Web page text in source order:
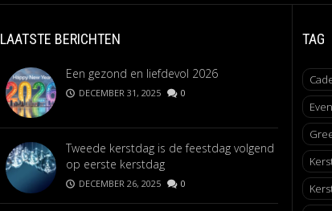
LAATSTE BERICHTEN
Een gezond en liefdevol 2026
DECEMBER 31, 2025 0
Tweede kerstdag is de feestdag volgend
op eerste kerstdag
DECEMBER 26, 2025 0
TAG